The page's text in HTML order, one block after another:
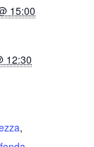
15:00
12:30
,